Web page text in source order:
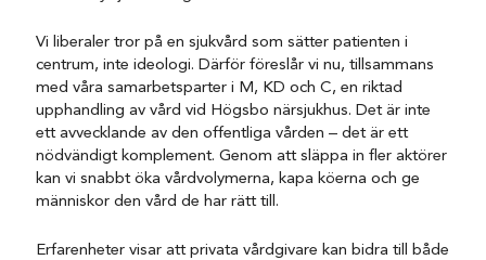
Vi liberaler tror på en sjukvård som sätter patienten i
centrum, inte ideologi. Därför föreslår vi nu, tillsammans
med våra samarbetsparter i M, KD och C, en riktad
upphandling av vård vid Högsbo närsjukhus. Det är inte
ett avvecklande av den offentliga vården – det är ett
nödvändigt komplement. Genom att släppa in fler aktörer
kan vi snabbt öka vårdvolymerna, kapa köerna och ge
människor den vård de har rätt till.
Erfarenheter visar att privata vårdgivare kan bidra till både